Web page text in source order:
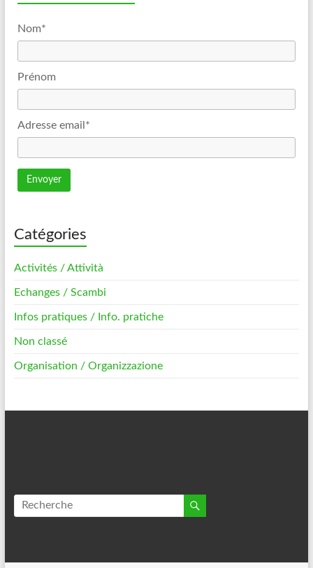
Nom*
Prénom
Adresse email*
Catégories
Activités / Attività
Echanges / Scambi
Infos pratiques / Info. pratiche
Non classé
Organisation / Organizzazione